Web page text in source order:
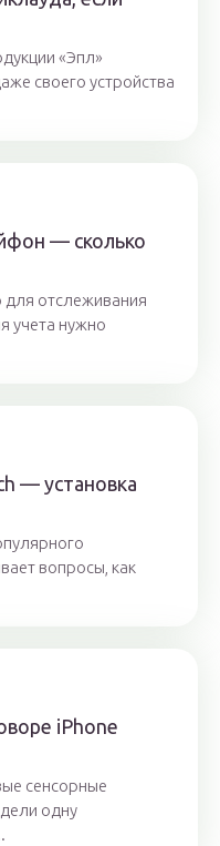
«Эпл»
своего устройства
— сколько
для отслеживания
учета нужно
— установка
вопросы, как
iPhone
сенсорные
одну